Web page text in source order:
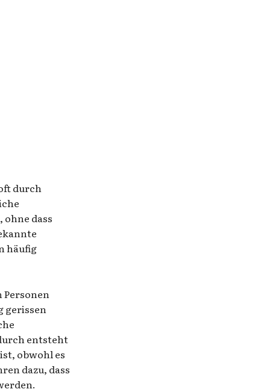
durch
dass
häufig
gerissen
entsteht
obwohl es
dazu, dass